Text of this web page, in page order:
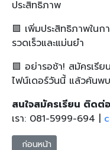
ประสิทธิภาพ
🟪 เพิ่มประสิทธิภาพใน
รวดเร็วและแม่นยำ
🟪 อย่ารอช้า! สมัครเรี
ไฟน์เดอร์วันนี้ แล้วค้นพ
สนใจสมัครเรียน ติดต่อ
เรา: 081-5999-694 |
เนื้อหาก่อนหน้า: Looker
ก่อนหน้า